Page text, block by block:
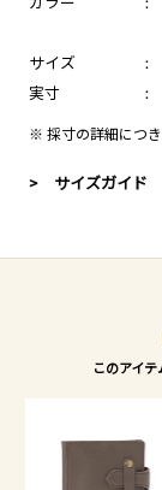
サイズ
:
実寸
:
※ 採寸の詳細につき
> サイズガイド
このアイ